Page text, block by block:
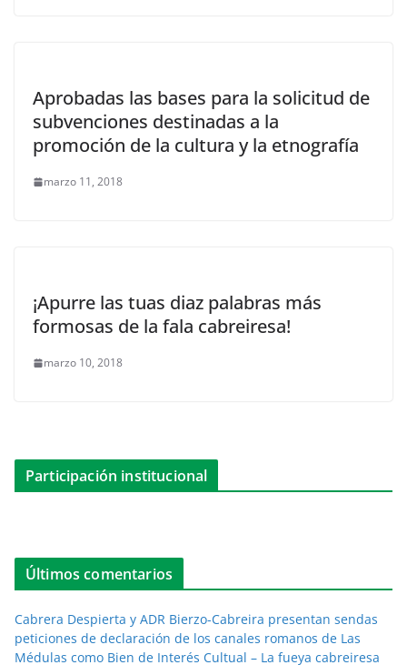
Aprobadas las bases para la solicitud de
subvenciones destinadas a la
promoción de la cultura y la etnografía
marzo 11, 2018
¡Apurre las tuas diaz palabras más
formosas de la fala cabreiresa!
marzo 10, 2018
Participación institucional
Últimos comentarios
Cabrera Despierta y ADR Bierzo-Cabreira presentan sendas
peticiones de declaración de los canales romanos de Las
Médulas como Bien de Interés Cultual – La fueya cabreiresa